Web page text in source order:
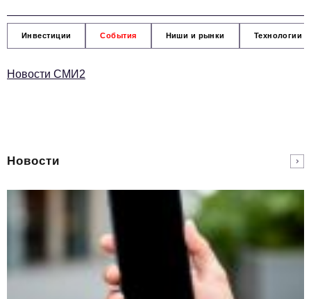
Инвестиции События Ниши и рынки Технологии
Новости СМИ2
Новости